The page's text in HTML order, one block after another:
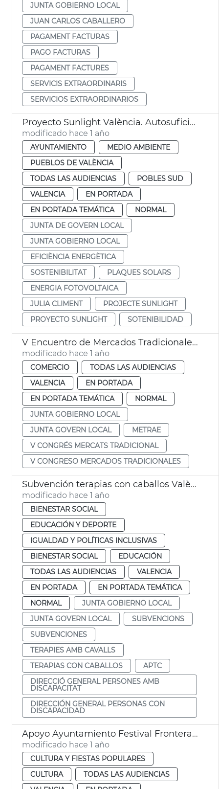
JUNTA GOBIERNO LOCAL
JUAN CARLOS CABALLERO
PAGAMENT FACTURAS
PAGO FACTURAS
PAGAMENT FACTURES
SERVICIS EXTRAORDINARIS
SERVICIOS EXTRAORDINARIOS
Proyecto Sunlight València. Autosuficiencia energética en El Perellonet
modificado hace 1 año
AYUNTAMIENTO
MEDIO AMBIENTE
PUEBLOS DE VALÈNCIA
TODAS LAS AUDIENCIAS
POBLES SUD
VALENCIA
EN PORTADA
EN PORTADA TEMÁTICA
NORMAL
JUNTA DE GOVERN LOCAL
JUNTA GOBIERNO LOCAL
EFICIÈNCIA ENERGÈTICA
SOSTENIBILITAT
PLAQUES SOLARS
ENERGIA FOTOVOLTAICA
JULIA CLIMENT
PROJECTE SUNLIGHT
PROYECTO SUNLIGHT
SOTENIBILIDAD
V Encuentro de Mercados Tradicionales METRAE València
modificado hace 1 año
COMERCIO
TODAS LAS AUDIENCIAS
VALENCIA
EN PORTADA
EN PORTADA TEMÁTICA
NORMAL
JUNTA GOBIERNO LOCAL
JUNTA GOVERN LOCAL
METRAE
V CONGRÉS MERCATS TRADICIONAL
V CONGRESO MERCADOS TRADICIONALES
Subvención terapias con caballos València
modificado hace 1 año
BIENESTAR SOCIAL
EDUCACIÓN Y DEPORTE
IGUALDAD Y POLÍTICAS INCLUSIVAS
BIENESTAR SOCIAL
EDUCACIÓN
TODAS LAS AUDIENCIAS
VALENCIA
EN PORTADA
EN PORTADA TEMÁTICA
NORMAL
JUNTA GOBIERNO LOCAL
JUNTA GOVERN LOCAL
SUBVENCIONS
SUBVENCIONES
TERAPIES AMB CAVALLS
TERAPIAS CON CABALLOS
APTC
DIRECCIÓ GENERAL PERSONES AMB
DISCAPACITAT
DIRECCIÓN GENERAL PERSONAS CON
DISCAPACIDAD
Apoyo Ayuntamiento Festival Fronteras 2025
modificado hace 1 año
CULTURA Y FIESTAS POPULARES
CULTURA
TODAS LAS AUDIENCIAS